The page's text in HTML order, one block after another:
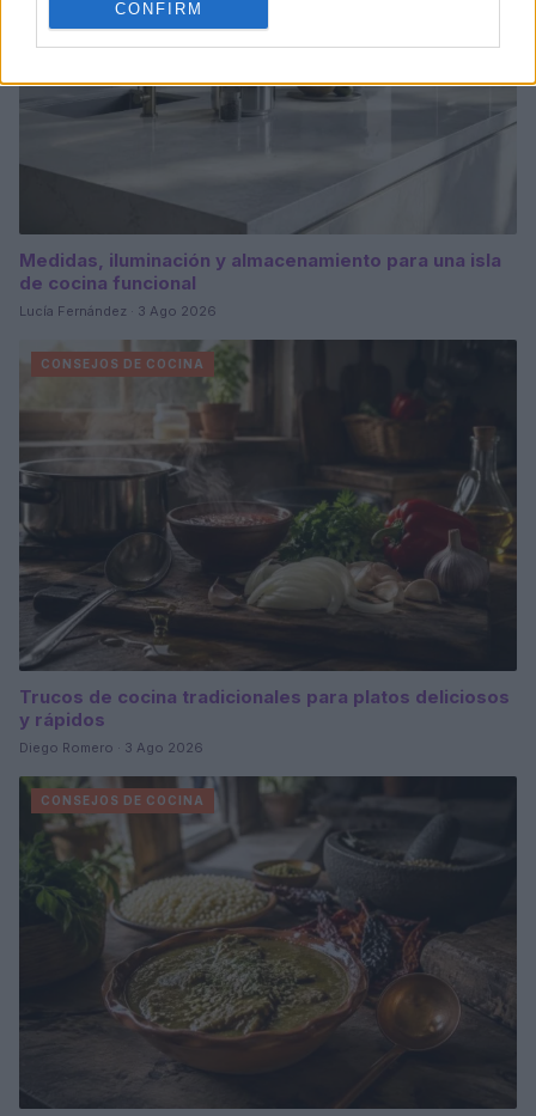
CONFIRM
Medidas, iluminación y almacenamiento para una isla
de cocina funcional
Lucía Fernández · 3 Ago 2026
CONSEJOS DE COCINA
Trucos de cocina tradicionales para platos deliciosos
y rápidos
Diego Romero · 3 Ago 2026
CONSEJOS DE COCINA